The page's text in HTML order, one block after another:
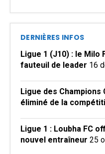
DERNIÈRES INFOS
Ligue 1 (J10) : le Milo
fauteuil de leader 16
Ligue des Champions
éliminé de la
Ligue 1 : Loubha FC
nouvel entraîneur 25